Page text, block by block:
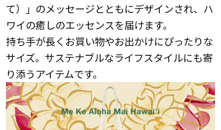
て）」のメッセージとともにデザインされ、ハ
ワイの癒しのエッセンスを届けます。
持ち手が長くお買い物やお出かけにぴったりな
サイズ。サステナブルなライフスタイルにも寄
り添うアイテムです。